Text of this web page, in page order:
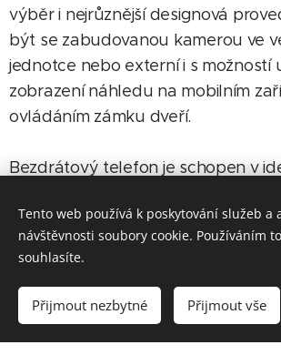
výběr i nejrůznější designová
být se zabudovanou kamerou ve
jednotce nebo externí i s možností
zobrazení náhledu na mobilním
ovládáním zámku dveří.
Bezdrátový telefon je schopen v
podmínkách vysílat obraz na
metrů. Je však nutné počítat s tím,
vlivů, které mohou výslednou
Mezi hlavní omezení dosahu
překážky ve výhledu od venkovního
videotelefonu k vnitřní jednotce s
Tento web používá k poskytování služeb a
návštěvnosti soubory cookie. Používáním
souhlasíte.
Přijmout nezbytné Přijmout vše